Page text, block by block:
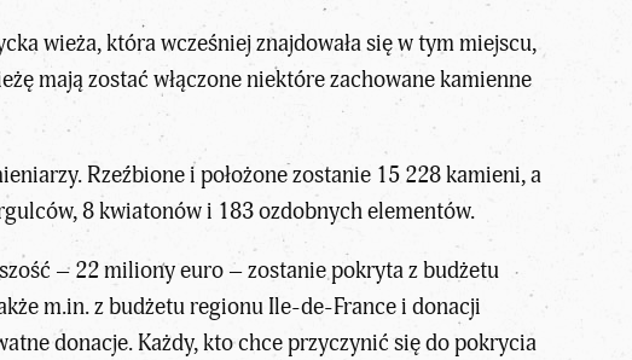
wieża, która wcześniej znajdowała się w tym miejscu,
mają zostać włączone niektóre zachowane kamienne
Rzeźbione i położone zostanie 15 228 kamieni, a
8 kwiatonów i 183 ozdobnych elementów.
– 22 miliony euro – zostanie pokryta z budżetu
m.in. z budżetu regionu Ile-de-France i donacji
donacje. Każdy, kto chce przyczynić się do pokrycia